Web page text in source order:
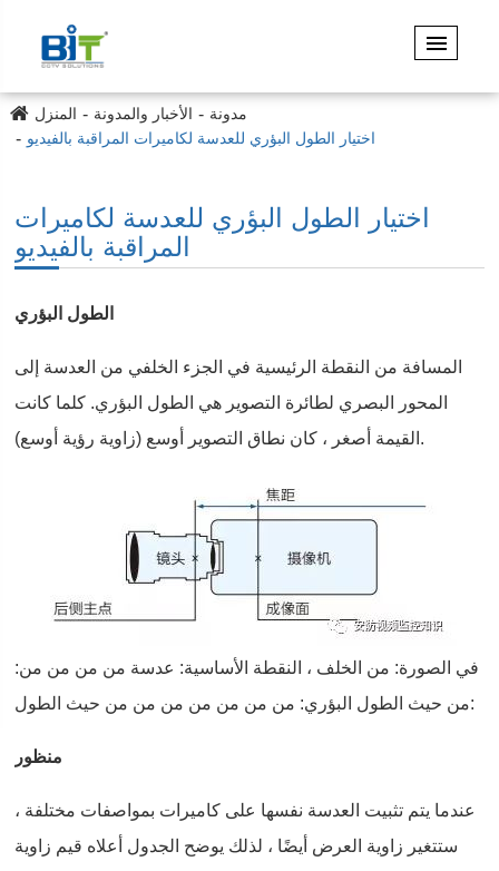
المنزل الأخبار والمدونة
مدونة
اختيار الطول البؤري للعدسة لكاميرات المراقبة بالفيديو
اختيار الطول البؤري للعدسة لكاميرات
المراقبة بالفيديو
الطول البؤري
المسافة من النقطة الرئيسية في الجزء الخلفي من العدسة إلى
المحور البصري لطائرة التصوير هي الطول البؤري. كلما كانت
القيمة أصغر ، كان نطاق التصوير أوسع (زاوية رؤية أوسع).
في الصورة: من الخلف ، النقطة الأساسية: عدسة من من من من:
من حيث الطول البؤري: من من من من من من من حيث الطول:
منظور
عندما يتم تثبيت العدسة نفسها على كاميرات بمواصفات مختلفة ،
ستتغير زاوية العرض أيضًا ، لذلك يوضح الجدول أعلاه قيم زاوية